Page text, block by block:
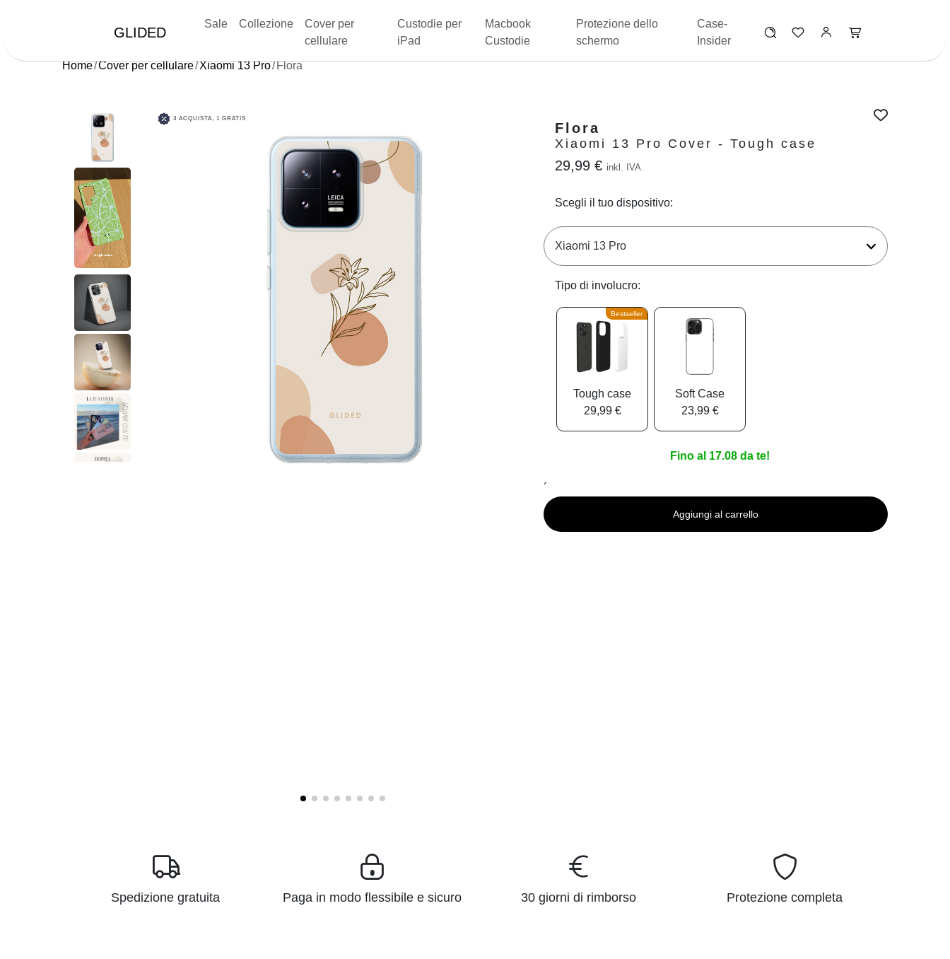
GLIDED
Sale Collezione
Cover per
cellulare
Custodie per
iPad
Macbook
Custodie
Protezione dello
schermo
Case-
Insider
Home Cover per cellulare Xiaomi 13 Pro Flora
3 ACQUISTA, 1 GRATIS
Flora
Xiaomi 13 Pro Cover - Tough case
29,99 € inkl. IVA.
Scegli il tuo dispositivo:
Tipo di involucro:
Bestseller
Tough case
29,99 €
Soft Case
23,99 €
Fino al 17.08 da te!
´
Aggiungi al carrello
Spedizione gratuita Paga in modo flessibile e sicuro 30 giorni di rimborso Protezione completa